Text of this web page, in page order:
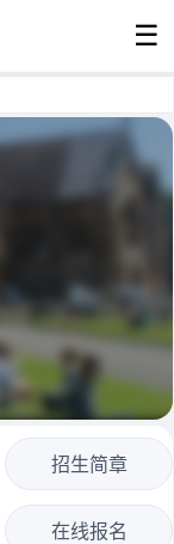
☰
招生简章
在线报名